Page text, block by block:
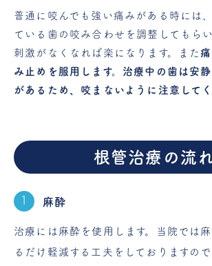
普通に咬んでも強い痛みがある時には
ている歯の咬み合わせを調整してもら
刺激がなくなれば楽になります。また
み止めを服用します。治療中の歯は安
があるため、咬まないように注意してく
根管治療の流
麻酔
治療には麻酔を使用します。当院では
るだけ軽減する工夫をしておりますの